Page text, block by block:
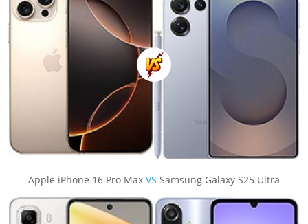
Apple iPhone 16 Pro Max VS Samsung Galaxy S25 Ultra